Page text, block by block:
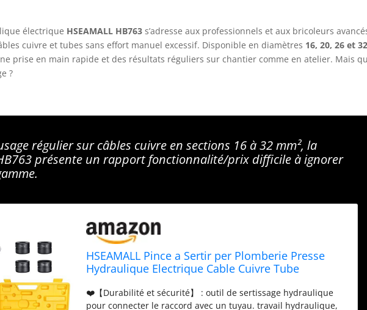
électrique HSEAMALL HB763 s’adresse aux professionnels et aux bricoleurs
cuivre et tubes sans effort manuel excessif. Disponible en diamètres 16, 20, 26 et
prise en main rapide et des résultats réguliers sur chantier comme en atelier. Mais
?
régulier sur câbles cuivre en sections 16 à 32 mm², la
HB763 présente un rapport fonctionnalité/prix difficile à ignorer
HSEAMALL Pince a Sertir per Plomberie Presse
Hydraulique Electrique Cable Cuivre Tube
mm²
❤️【Durabilité et sécurité】 : outil de sertissage hydraulique
pour connecter le raccord avec un tuyau. travail hydraulique,